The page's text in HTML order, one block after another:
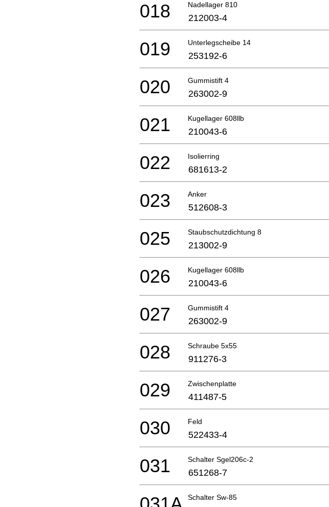
Nadellager 810
018 212003-4
Unterlegscheibe 14
019 253192-6
Gummistift 4
020 263002-9
Kugellager 608llb
021 210043-6
Isolierring
022 681613-2
Anker
023 512608-3
Staubschutzdichtung 8
025 213002-9
Kugellager 608llb
026 210043-6
Gummistift 4
027 263002-9
Schraube 5x55
028 911276-3
Zwischenplatte
029 411487-5
Feld
030 522433-4
Schalter Sgel206c-2
031 651268-7
Schalter Sw-85